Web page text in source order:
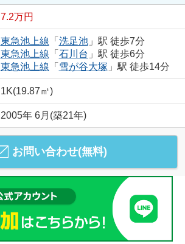
7.2万円
東急池上線 「 洗足池」駅 徒歩7分
東急池上線 「 石川台 」駅 徒歩6分
東急池上線 「 雪が谷大塚 」駅 徒歩14分
1K(19.87㎡)
2005年 6月(築21年)
お問い合わせ(無料)